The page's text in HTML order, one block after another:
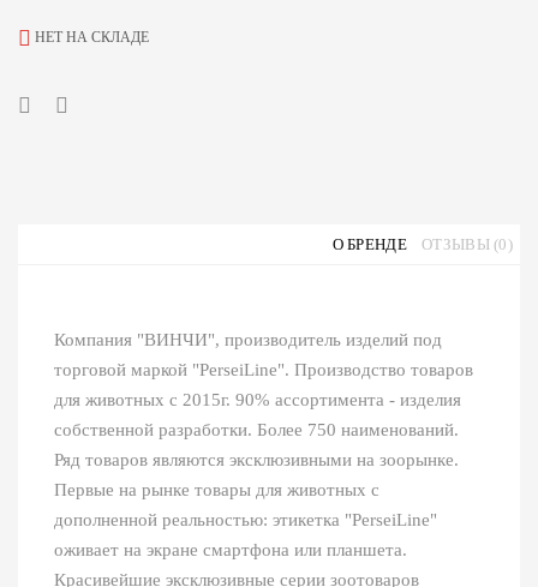
НЕТ НА СКЛАДЕ
О БРЕНДЕ ОТЗЫВЫ (0)
Компания "ВИНЧИ", производитель изделий под
торговой маркой "PerseiLine". Производство товаров
для животных с 2015г. 90% ассортимента - изделия
собственной разработки. Более 750 наименований.
Ряд товаров являются эксклюзивными на зоорынке.
Первые на рынке товары для животных с
дополненной реальностью: этикетка "PerseiLine"
оживает на экране смартфона или планшета.
Красивейшие эксклюзивные серии зоотоваров